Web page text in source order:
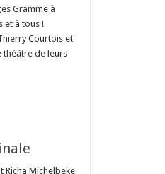
Gramme à
et à tous !
Courtois et
théâtre de leurs
Richa Michelbeke